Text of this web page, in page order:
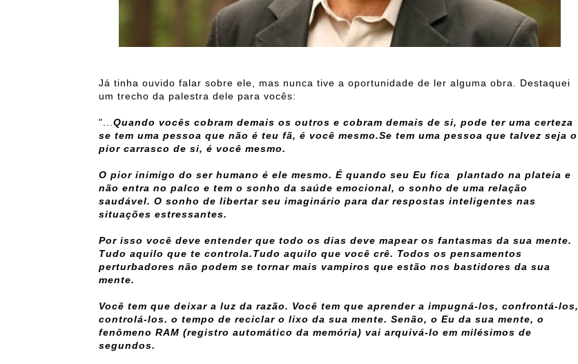
Já tinha ouvido falar sobre ele, mas nunca tive a oportunidade de ler alguma obra. Destaquei
um trecho da palestra dele para vocês:
"... Quando vocês cobram demais os outros e cobram demais de si, pode ter uma certeza
se tem uma pessoa que não é teu fã, é você mesmo.Se tem uma pessoa que talvez seja o
pior carrasco de si, é você mesmo.
O pior inimigo do ser humano é ele mesmo. É quando seu Eu fica plantado na plateia e
não entra no palco e tem o sonho da saúde emocional, o sonho de uma relação
saudável. O sonho de libertar seu imaginário para dar respostas inteligentes nas
situações estressantes.
Por isso você deve entender que todo os dias deve mapear os fantasmas da sua mente.
Tudo aquilo que te controla.Tudo aquilo que você crê. Todos os pensamentos
perturbadores não podem se tornar mais vampiros que estão nos bastidores da sua
mente.
Você tem que deixar a luz da razão. Você tem que aprender a impugná-los, confrontá-los,
controlá-los. o tempo de reciclar o lixo da sua mente. Senão, o Eu da sua mente, o
fenômeno RAM (registro automático da memória) vai arquivá-lo em milésimos de
segundos.